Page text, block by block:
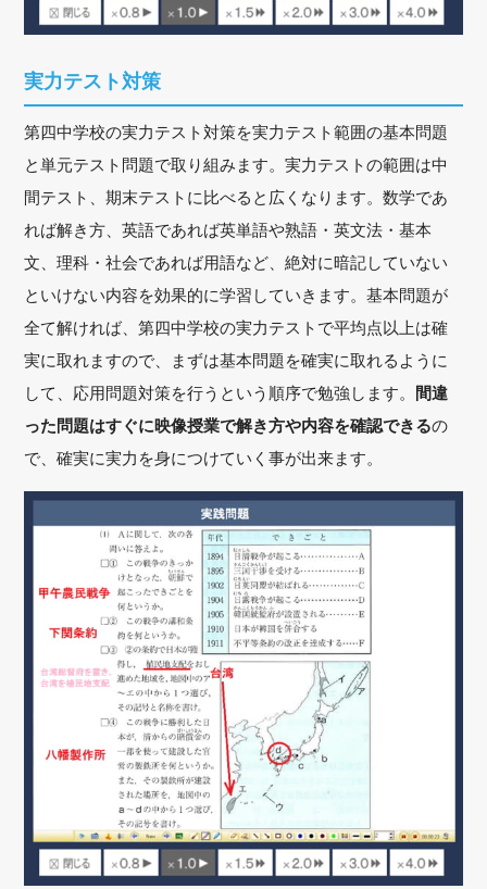
実力テスト対策
第四中学校の実力テスト対策を実力テスト範囲の基本問題
と単元テスト問題で取り組みます。実力テストの範囲は中
間テスト、期末テストに比べると広くなります。数学であ
れば解き方、英語であれば英単語や熟語・英文法・基本
文、理科・社会であれば用語など、絶対に暗記していない
といけない内容を効果的に学習していきます。基本問題が
全て解ければ、第四中学校の実力テストで平均点以上は確
実に取れますので、まずは基本問題を確実に取れるように
して、応用問題対策を行うという順序で勉強します。 間違
った問題はすぐに映像授業で解き方や内容を確認できるの
で、確実に実力を身につけていく事が出来ます。